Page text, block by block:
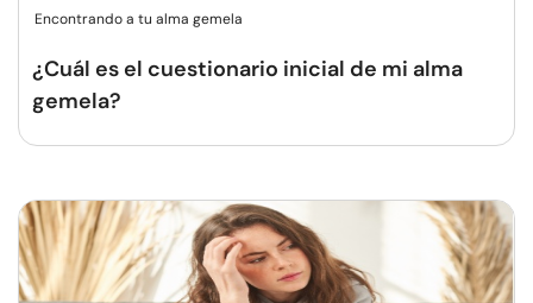
Encontrando a tu alma gemela
¿Cuál es el cuestionario inicial de mi alma
gemela?